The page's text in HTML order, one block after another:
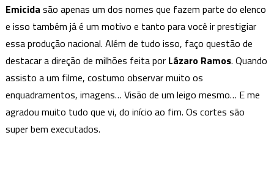
Emicida são apenas um dos nomes que fazem parte do elenco
e isso também já é um motivo e tanto para você ir prestigiar
essa produção nacional. Além de tudo isso, faço questão de
destacar a direção de milhões feita porLázaro Ramos. Quando
assisto a um filme, costumo observar muito os
enquadramentos, imagens… Visão de um leigo mesmo… E me
agradou muito tudo que vi, do início ao fim. Os cortes são
super bem executados.